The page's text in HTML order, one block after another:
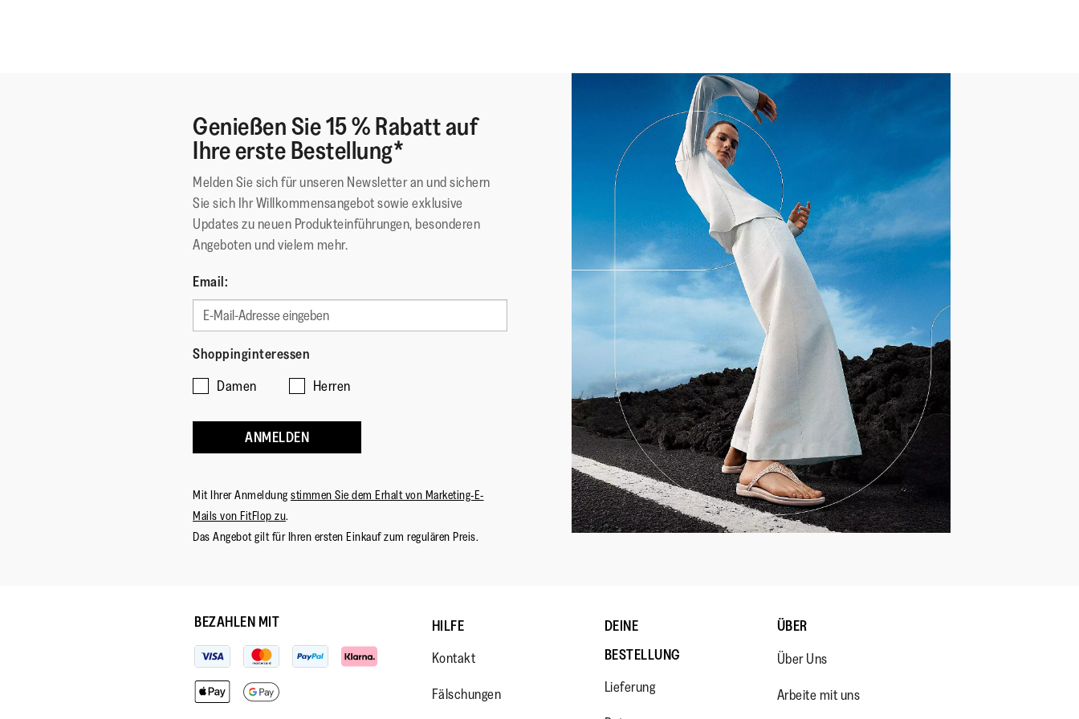
Genießen Sie 15 % Rabatt auf
Ihre erste Bestellung*
Melden Sie sich für unseren Newsletter an und sichern
Sie sich Ihr Willkommensangebot sowie exklusive
Updates zu neuen Produkteinführungen, besonderen
Angeboten und vielem mehr.
Email:
Shoppinginteressen
Damen
Herren
ANMELDEN
Mit Ihrer Anmeldung stimmen Sie dem Erhalt von Marketing-E-
Mails von FitFlop zu.
Das Angebot gilt für Ihren ersten Einkauf zum regulären Preis.
BEZAHLEN MIT
HILFE
Kontakt
Fälschungen
DEINE
BESTELLUNG
Lieferung
ÜBER
Über Uns
Arbeite mit uns